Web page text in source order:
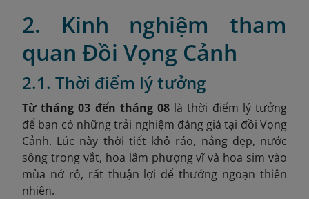
2. Kinh nghiệm tham
quan Đồi Vọng Cảnh
2.1. Thời điểm lý tưởng
Từ tháng 03 đến tháng 08 là thời điểm lý tưởng
để bạn có những trải nghiệm đáng giá tại đồi Vọng
Cảnh. Lúc này thời tiết khô ráo, nắng đẹp, nước
sông trong vắt, hoa lâm phượng vĩ và hoa sim vào
mùa nở rộ, rất thuận lợi để thưởng ngoạn thiên
nhiên.